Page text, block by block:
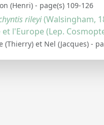
(Henri) - page(s) 109-126
rileyi(Walsingham,
et l'Europe (Lep.
(Thierry) et Nel (Jacques) -